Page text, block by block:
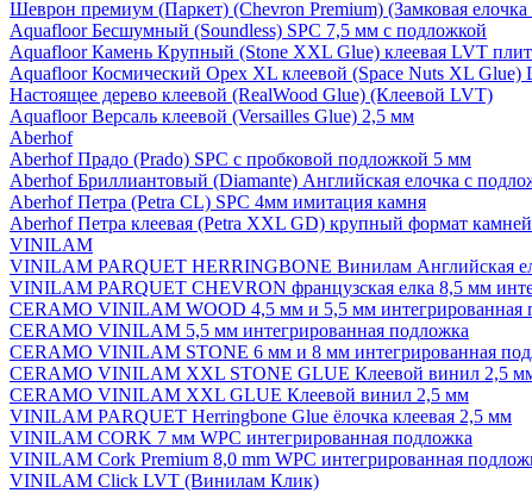
Шеврон премиум (Паркет) (Chevron Premium) (Замковая
Aquafloor Бесшумный (Soundless) SPC 7,5 мм с подложкой
Aquafloor Камень Крупный (Stone XXL Glue) клеевая LVT
Aquafloor Космический Орех XL клеевой (Space Nuts XL
Настоящее дерево клеевой (RealWood Glue) (Клеевой LVT)
Aquafloor Версаль клеевой (Versailles Glue) 2,5 мм
Aberhof
Aberhof Прадо (Prado) SPC с пробковой подложкой 5 мм
Aberhof Бриллиантовый (Diamante) Английская елочка с
Aberhof Петра (Petra CL) SPC 4мм имитация камня
Aberhof Петра клеевая (Petra XXL GD) крупный формат камней
VINILAM
VINILAM PARQUET HERRINGBONE Винилам Английская
VINILAM PARQUET CHEVRON французская елка 8,5 мм
CERAMO VINILAM WOOD 4,5 мм и 5,5 мм интегрированная
CERAMO VINILAM 5,5 мм интегрированная подложка
CERAMO VINILAM STONE 6 мм и 8 мм интегрированная
CERAMO VINILAM XXL STONE GLUE Клеевой винил 2,5
CERAMO VINILAM XXL GLUE Клеевой винил 2,5 мм
VINILAM PARQUET Herringbone Glue ёлочка клеевая 2,5 мм
VINILAM CORK 7 мм WPC интегрированная подложка
VINILAM Cork Premium 8,0 mm WPC интегрированная
VINILAM Click LVT (Винилам Клик)